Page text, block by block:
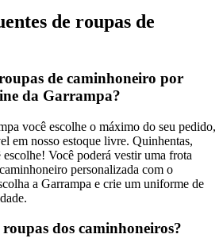
de roupas de
de caminhoneiro por
da Garrampa?
você escolhe o máximo do seu pedido,
em nosso estoque livre. Quinhentas,
Você poderá vestir uma frota
personalizada com o
a Garrampa e crie um uniforme de
roupas dos caminhoneiros?